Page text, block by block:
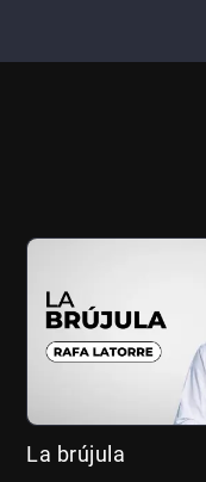
La brújula